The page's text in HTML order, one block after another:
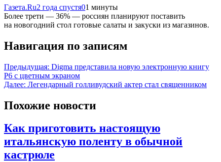
Газета.Ru2 года спустя01 минуты
Более трети — 36% — россиян планируют поставить
на новогодний стол готовые салаты и закуски из магазинов.
Навигация по записям
Предыдущая: Digma представила новую электронную книгу
P6 с цветным экраном
Далее: Легендарный голливудский актер стал священником
Похожие новости
Как приготовить настоящую
итальянскую поленту в обычной
кастрюле